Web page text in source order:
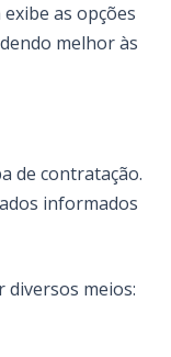
as opções
melhor às
de contratação.
informados
meios: